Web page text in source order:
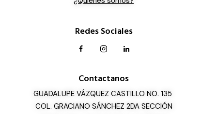
Redes Sociales
Contactanos
GUADALUPE VÁZQUEZ CASTILLO NO. 135
COL. GRACIANO SÁNCHEZ 2DA SECCIÓN